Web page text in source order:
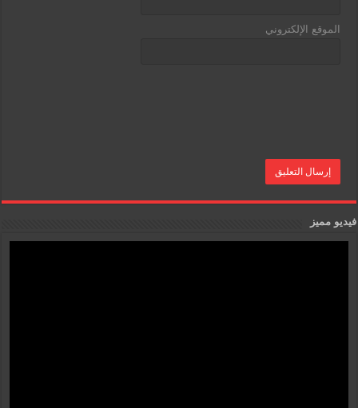
الموقع الإلكتروني
فيديو مميز